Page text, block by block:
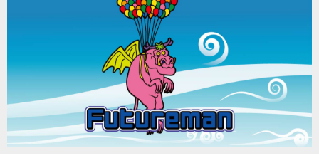
Project
Fashion